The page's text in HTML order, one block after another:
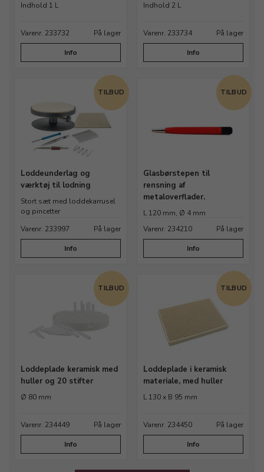
Indhold 1 L
Varenr. 233732 På lager
Info
Indhold 2 L
Varenr. 233734 På lager
Info
TILBUD
Loddeunderlag og
værktøj til lodning
Stort sæt med loddekarrusel
og pincetter
Varenr. 233997
På lager
Info
TILBUD
Glasbørstepen til
rensning af
metaloverflader.
L 120 mm, Ø 4 mm
Varenr. 234210
På lager
Info
TILBUD
Loddeplade keramisk med
huller og 20 stifter
Ø 80 mm
Varenr. 234449 På lager
Info
TILBUD
Loddeplade i keramisk
materiale, med huller
L 130 x B 95 mm
Varenr. 234450 På lager
Info